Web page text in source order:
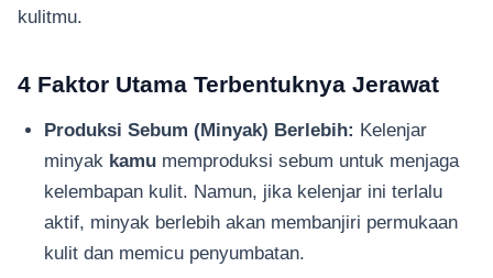
kulitmu.
4 Faktor Utama Terbentuknya Jerawat
Produksi Sebum (Minyak) Berlebih: Kelenjar
minyak kamu memproduksi sebum untuk menjaga
kelembapan kulit. Namun, jika kelenjar ini terlalu
aktif, minyak berlebih akan membanjiri permukaan
kulit dan memicu penyumbatan.